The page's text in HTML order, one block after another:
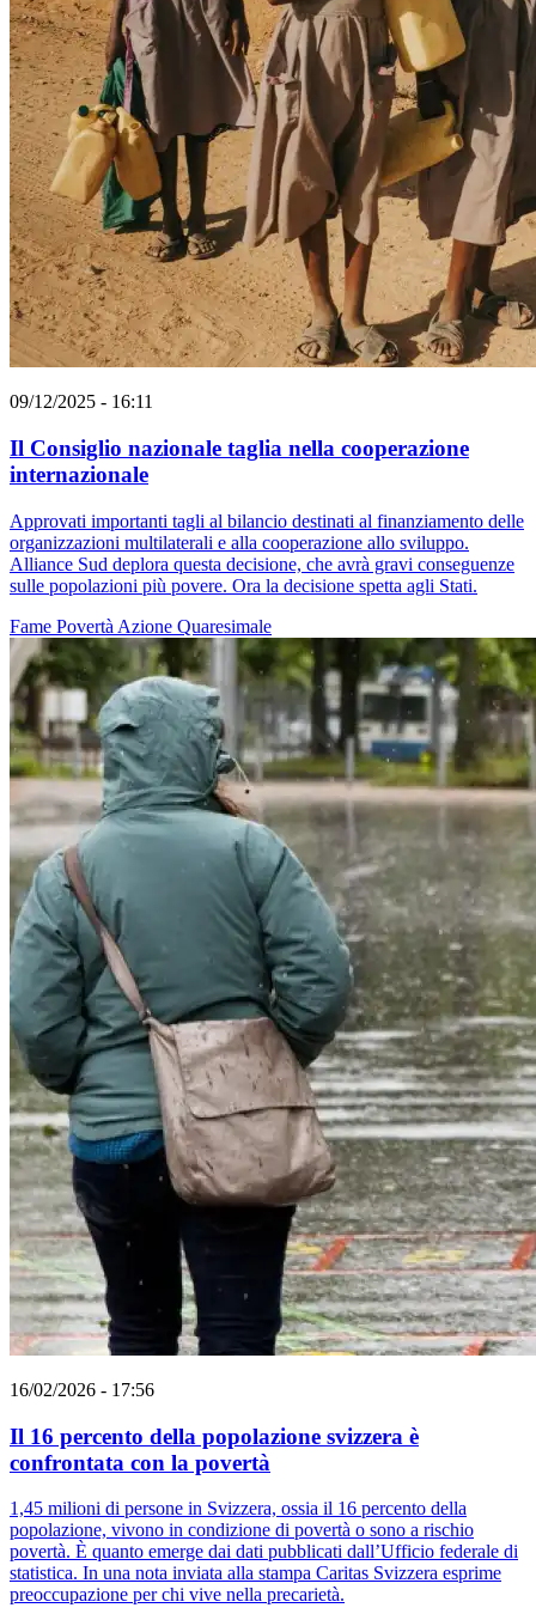
09/12/2025 - 16:11
Il Consiglio nazionale taglia nella cooperazione
internazionale
Approvati importanti tagli al bilancio destinati al finanziamento delle
organizzazioni multilaterali e alla cooperazione allo sviluppo.
Alliance Sud deplora questa decisione, che avrà gravi conseguenze
sulle popolazioni più povere. Ora la decisione spetta agli Stati.
Fame Povertà Azione Quaresimale
16/02/2026 - 17:56
Il 16 percento della popolazione svizzera è
confrontata con la povertà
1,45 milioni di persone in Svizzera, ossia il 16 percento della
popolazione, vivono in condizione di povertà o sono a rischio
povertà. È quanto emerge dai dati pubblicati dall’Ufficio federale di
statistica. In una nota inviata alla stampa Caritas Svizzera esprime
preoccupazione per chi vive nella precarietà.